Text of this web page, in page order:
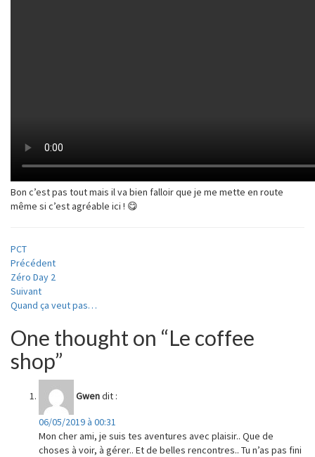
Bon c’est pas tout mais il va bien falloir que je me mette en route
même si c’est agréable ici ! 😋
PCT
Navigation
d'article
Précédent
Zéro Day 2
Suivant
Quand ça veut pas…
One thought on “Le coffee
shop”
Gwendit :
06/05/2019 à 00:31
Mon cher ami, je suis tes aventures avec plaisir.. Que de
choses à voir, à gérer.. Et de belles rencontres.. Tu n’as pas fini